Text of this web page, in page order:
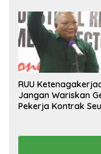
Pesangon
RUU
Jangan Wariskan
Pekerja Kontrak